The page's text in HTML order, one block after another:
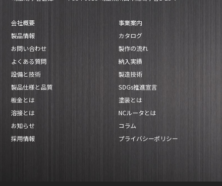
会社概要
事業案内
製品情報
カタログ
お問い合わせ
製作の流れ
よくある質問
納入実績
設備と技術
製造技術
製品仕様と品質
SDGs推進宣言
板金とは
塗装とは
溶接とは
NCルータとは
お知らせ
コラム
採用情報
プライバシーポリシー